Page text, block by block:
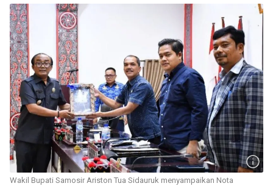
Wakil Bupati Samosir Ariston Tua Sidauruk menyampaikan Nota